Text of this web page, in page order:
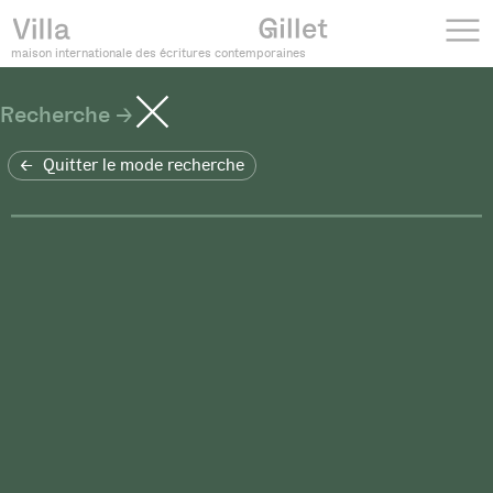
maison internationale des écritures contemporaines
Recherche
Quitter le mode recherche